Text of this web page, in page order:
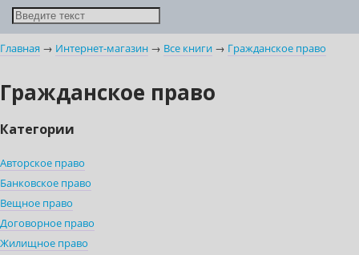
Главная → Интернет-магазин → Все книги → Гражданское право
Гражданское право
Категории
Авторское право
Банковское право
Вещное право
Договорное право
Жилищное право